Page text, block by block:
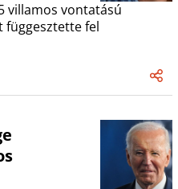
villamos vontatású
függesztette fel